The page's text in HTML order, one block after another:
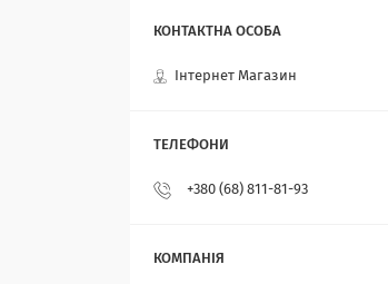
Інтернет Магазин
+380 (68) 811-81-93